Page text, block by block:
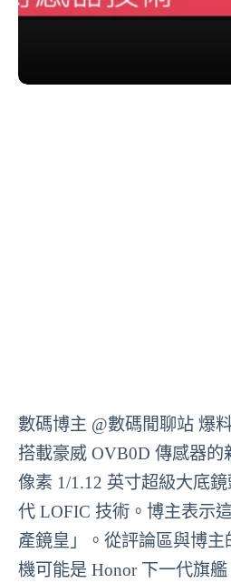
數碼博主 @數碼閒聊站 爆
搭載豪威 OVB0D 傳感器的
像素 1/1.12 英寸超級大底
代 LOFIC 技術。博主表示
產鏡皇」。從評論區與博
機可能是 Honor 下一代旗艦